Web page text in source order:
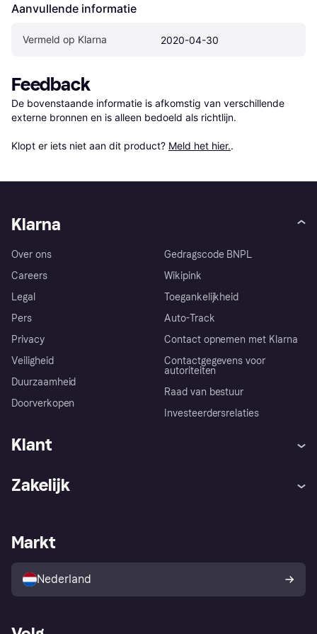
Aanvullende informatie
Vermeld op Klarna 2020-04-30
Feedback
De bovenstaande informatie is afkomstig van verschillende
externe bronnen en is alleen bedoeld als richtlijn.
Klopt er iets niet aan dit product? Meld het hier..
Klarna
Over ons
Careers
Legal
Pers
Privacy
Veiligheid
Duurzaamheid
Doorverkopen
Gedragscode BNPL
Wikipink
Toegankelijkheid
Auto-Track
Contact opnemen met Klarna
Contactgegevens voor
autoriteiten
Raad van bestuur
Investeerdersrelaties
Klant
Winkeloverzicht
Kopersbescherming voor
consumenten
Zakelijk
Zakelijke login
Markt
Nederland